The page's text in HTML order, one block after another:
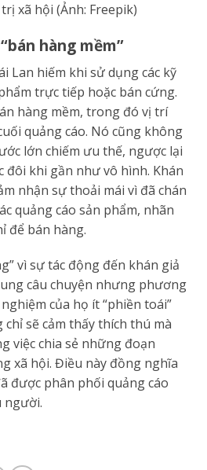
xã hội (Ảnh: Freepik)
hàng mềm”
Lan hiếm khi sử dụng các kỹ
trực tiếp hoặc bán cứng.
hàng mềm, trong đó vị trí
quảng cáo. Nó cũng không
lớn chiếm ưu thế, ngược lại
khi gần như vô hình. Khán
nhận sự thoải mái vì đã chán
quảng cáo sản phẩm, nhãn
để bán hàng.
vì sự tác động đến khán giả
câu chuyện nhưng phương
của họ ít “phiền toái”
sẽ cảm thấy thích thú mà
việc chia sẻ những đoạn
xã hội. Điều này đồng nghĩa
được phân phối quảng cáo
người.